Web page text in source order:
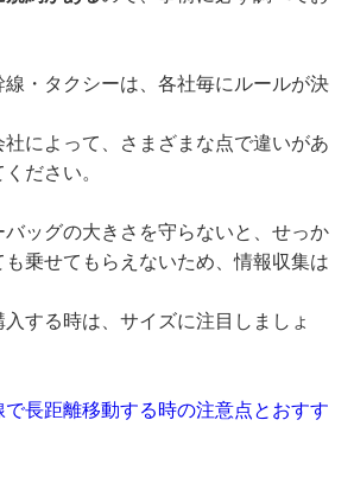
・タクシーは、各社毎にルールが決
によって、さまざまな点で違いがあ
ださい。
ッグの大きさを守らないと、せっか
も乗せてもらえないため、情報収集は
する時は、サイズに注目しましょ
長距離移動する時の注意点とおすす